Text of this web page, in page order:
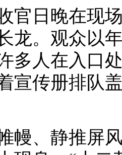
官日晚在现
龙。观众以
多人在入口
宣传册排队盖
幔、静推屏